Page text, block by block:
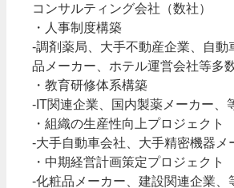
コンサルティング会社（数社）
・人事制度構築
-調剤薬局、大手不動産企業、自動
品メーカー、ホテル運営会社等多
・教育研修体系構築
-IT関連企業、国内製薬メーカー、
・組織の生産性向上プロジェクト
-大手自動車会社、大手精密機器メ
・中期経営計画策定プロジェクト
-化粧品メーカー、建設関連企業、